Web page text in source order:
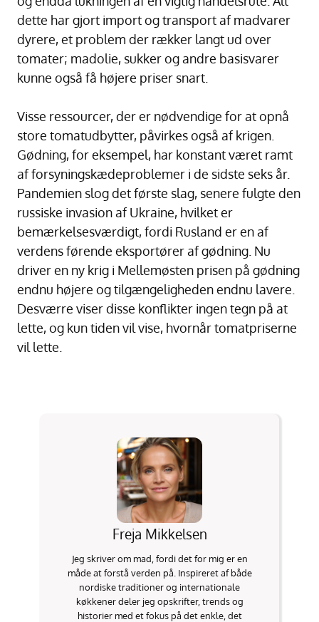
dette har gjort import og transport af madvarer
dyrere, et problem der rækker langt ud over
tomater; madolie, sukker og andre basisvarer
kunne også få højere priser snart.
Visse ressourcer, der er nødvendige for at opnå
store tomatudbytter, påvirkes også af krigen.
Gødning, for eksempel, har konstant været ramt
af forsyningskædeproblemer i de sidste seks år.
Pandemien slog det første slag, senere fulgte den
russiske invasion af Ukraine, hvilket er
bemærkelsesværdigt, fordi Rusland er en af
verdens førende eksportører af gødning. Nu
driver en ny krig i Mellemøsten prisen på gødning
endnu højere og tilgængeligheden endnu lavere.
Desværre viser disse konflikter ingen tegn på at
lette, og kun tiden vil vise, hvornår tomatpriserne
vil lette.
Freja Mikkelsen
Jeg skriver om mad, fordi det for mig er en
måde at forstå verden på. Inspireret af både
nordiske traditioner og internationale
køkkener deler jeg opskrifter, trends og
historier med et fokus på det enkle, det